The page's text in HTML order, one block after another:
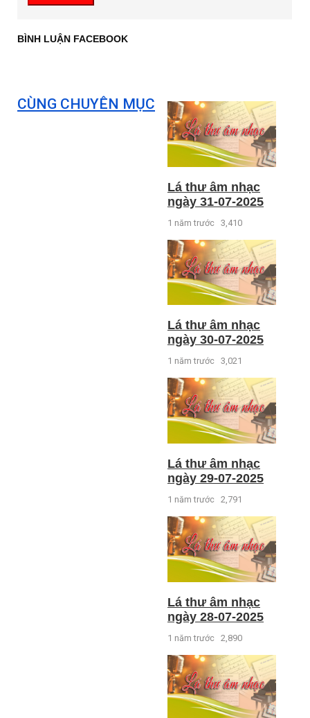
BÌNH LUẬN FACEBOOK
CÙNG CHUYÊN MỤC
Lá thư âm nhạc
ngày 31-07-2025
1 năm trước 3,410
Lá thư âm nhạc
ngày 30-07-2025
1 năm trước 3,021
Lá thư âm nhạc
ngày 29-07-2025
1 năm trước 2,791
Lá thư âm nhạc
ngày 28-07-2025
1 năm trước 2,890